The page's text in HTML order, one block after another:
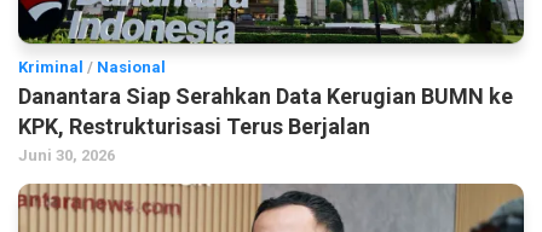
Kriminal / Nasional
Danantara Siap Serahkan Data Kerugian BUMN ke
KPK, Restrukturisasi Terus Berjalan
Juni 30, 2026